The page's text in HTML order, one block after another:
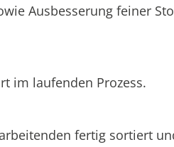
Ausbesserung feiner
im laufenden Prozess.
fertig sortiert